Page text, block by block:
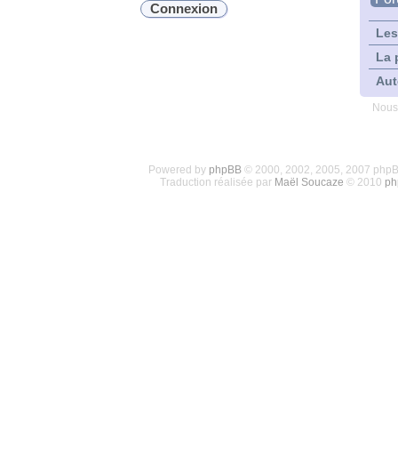
La
Powered by phpBB© 2000, 2002, 2005, 2007
Traduction réalisée par Maël Soucaze © 2010